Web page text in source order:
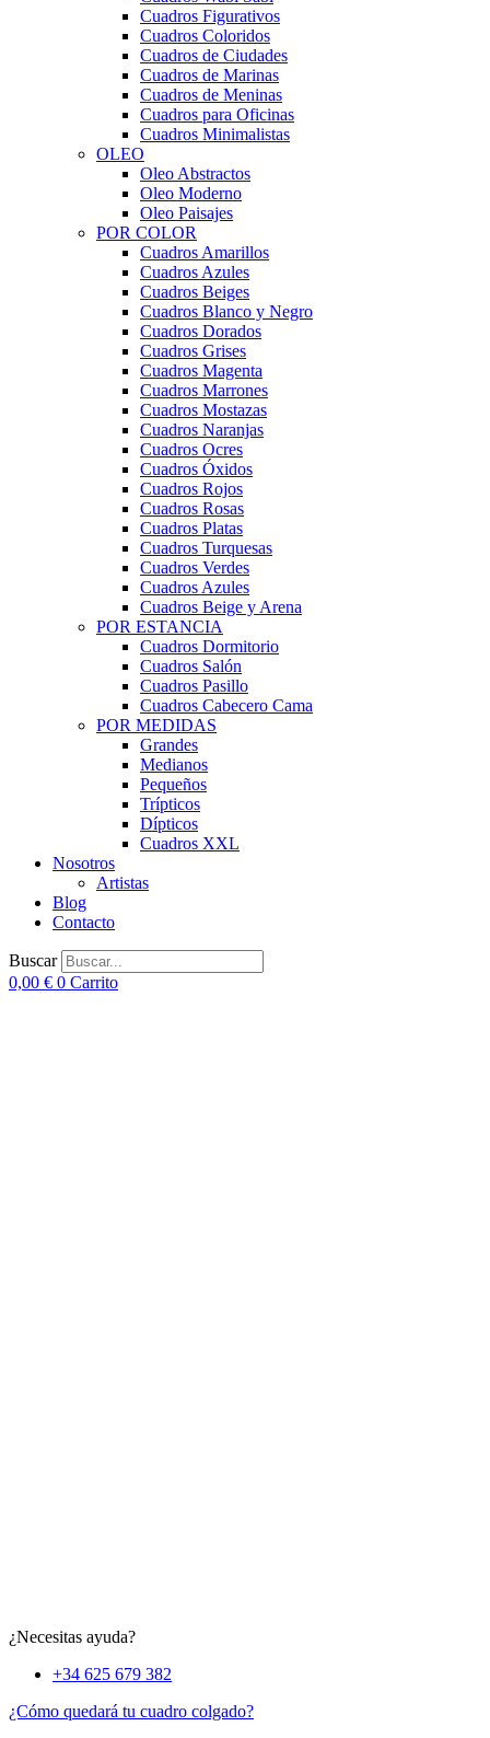
Cuadros Figurativos
Cuadros Coloridos
Cuadros de Ciudades
Cuadros de Marinas
Cuadros de Meninas
Cuadros para Oficinas
Cuadros Minimalistas
OLEO
Oleo Abstractos
Oleo Moderno
Oleo Paisajes
POR COLOR
Cuadros Amarillos
Cuadros Azules
Cuadros Beiges
Cuadros Blanco y Negro
Cuadros Dorados
Cuadros Grises
Cuadros Magenta
Cuadros Marrones
Cuadros Mostazas
Cuadros Naranjas
Cuadros Ocres
Cuadros Óxidos
Cuadros Rojos
Cuadros Rosas
Cuadros Platas
Cuadros Turquesas
Cuadros Verdes
Cuadros Azules
Cuadros Beige y Arena
POR ESTANCIA
Cuadros Dormitorio
Cuadros Salón
Cuadros Pasillo
Cuadros Cabecero Cama
POR MEDIDAS
Grandes
Medianos
Pequeños
Trípticos
Dípticos
Cuadros XXL
Nosotros
Artistas
Blog
Contacto
Buscar
0,00 € 0 Carrito
¿Necesitas ayuda?
+34 625 679 382
¿Cómo quedará tu cuadro colgado?